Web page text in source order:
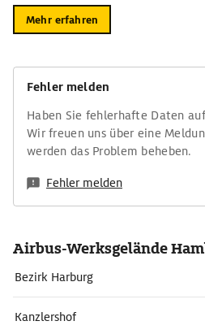
Mehr erfahren
Fehler melden
Haben Sie fehlerhafte Daten
Wir freuen uns über eine
werden das Problem beheben.
Fehler melden
Airbus-Werksgelände
Bezirk Harburg
Kanzlershof